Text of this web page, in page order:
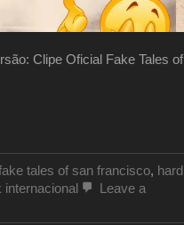
Clipe Oficial Fake Tales of
tales of san francisco, hard
internacional
Leave a